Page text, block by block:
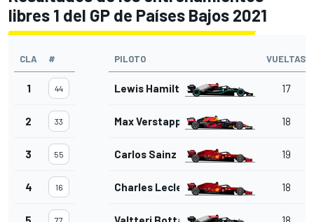
libres 1 del GP de Países Bajos 2021
CLA # PILOTO VUELTAS
1 44 Lewis Hamilton 17
2 33 Max Verstappen 18
3 55 Carlos Sainz Jr. 19
4 16 Charles Leclerc 18
77